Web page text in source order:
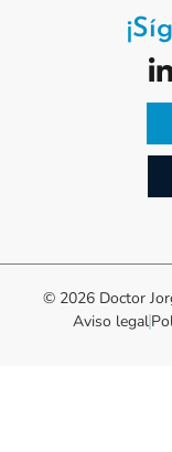
© 2026 Doctor
Aviso legal